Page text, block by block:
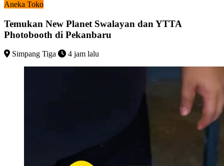
Aneka Toko
Temukan New Planet Swalayan dan YTTA
Photobooth di Pekanbaru
Simpang Tiga 4 jam lalu